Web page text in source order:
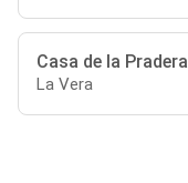
Casa de la Pradera
La Vera